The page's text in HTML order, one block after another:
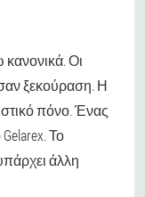
Οι
ξεκούραση. Η
πόνο. Ένας
Το
άλλη